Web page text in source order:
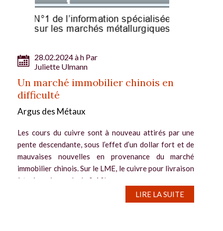
28.02.2024 à h Par
Juliette Ulmann
Un marché immobilier chinois en
difficulté
Argus des Métaux
Les cours du cuivre sont à nouveau attirés par une
pente descendante, sous l’effet d’un dollar fort et de
mauvaises nouvelles en provenance du marché
immobilier chinois. Sur le LME, le cuivre pour livraison
à trois mois recule de 0,4 %...